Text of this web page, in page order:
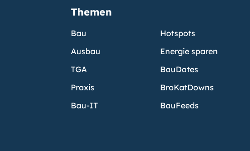
Themen
Bau
Ausbau
TGA
Praxis
Bau-IT
Hotspots
Energie sparen
BauDates
BroKatDowns
BauFeeds